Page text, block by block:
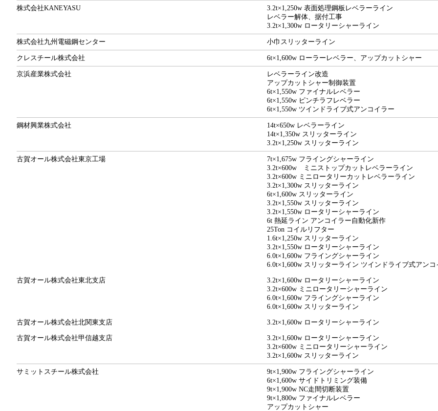
株式会社KANEYASU
3.2t×1,250w 表面処理鋼板レベラーライン
レベラー解体、据付工事
3.2t×1,300w ロータリーシャーライン
株式会社九州電磁鋼センター 小巾スリッターライン
クレスチール株式会社 6t×1,600w ローラーレベラー、アップカットシャー
京浜産業株式会社
レベラーライン改造
アップカットシャー制御装置
6t×1,550w ファイナルレベラー
6t×1,550w ピンチラフレベラー
6t×1,550w ツインドライブ式アンコイラー
鋼材興業株式会社
14t×650w レベラーライン
14t×1,350w スリッターライン
3.2t×1,250w スリッターライン
古賀オール株式会社東京工場
7t×1,675w フライングシャーライン
3.2t×600w ミニストップカットレベラーライン
3.2t×600w ミニロータリーカットレベラーライン
3.2t×1,300w スリッターライン
6t×1,600w スリッターライン
3.2t×1,550w スリッターライン
3.2t×1,550w ロータリーシャーライン
6t 熱延ライン アンコイラー自動化新作
25Ton コイルリフター
1.6t×1,250w スリッターライン
3.2t×1,550w ロータリーシャーライン
6.0t×1,600w フライングシャーライン
6.0t×1,600w スリッターライン ツインドライブ式アンコ
古賀オール株式会社東北支店
3.2t×1,600w ロータリーシャーライン
3.2t×600w ミニロータリーシャーライン
6.0t×1,600w フライングシャーライン
6.0t×1,600w スリッターライン
古賀オール株式会社北関東支店 3.2t×1,600w ロータリーシャーライン
古賀オール株式会社甲信越支店
3.2t×1,600w ロータリーシャーライン
3.2t×600w ミニロータリーシャーライン
3.2t×1,600w スリッターライン
サミットスチール株式会社
9t×1,900w フライングシャーライン
6t×1,600w サイドトリミング装備
9t×1,900w NC走間切断装置
9t×1,800w ファイナルレベラー
アップカットシャー